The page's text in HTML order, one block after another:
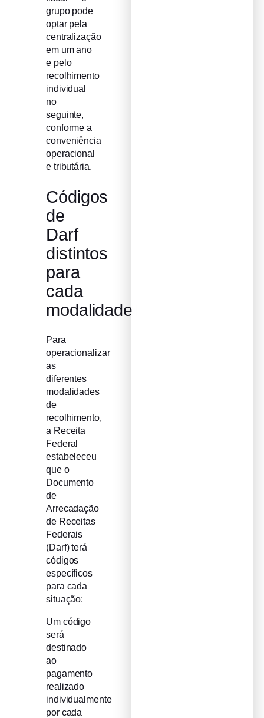
grupo pode
optar pela
centralização
em um ano
e pelo
recolhimento
individual
no
seguinte,
conforme a
conveniência
operacional
e tributária.
Códigos
de
Darf
distintos
para
cada
modalidade
Para
operacionalizar
as
diferentes
modalidades
de
recolhimento,
a Receita
Federal
estabeleceu
que o
Documento
de
Arrecadação
de Receitas
Federais
(Darf) terá
códigos
específicos
para cada
situação:
Um código
será
destinado
ao
pagamento
realizado
individualmente
por cada